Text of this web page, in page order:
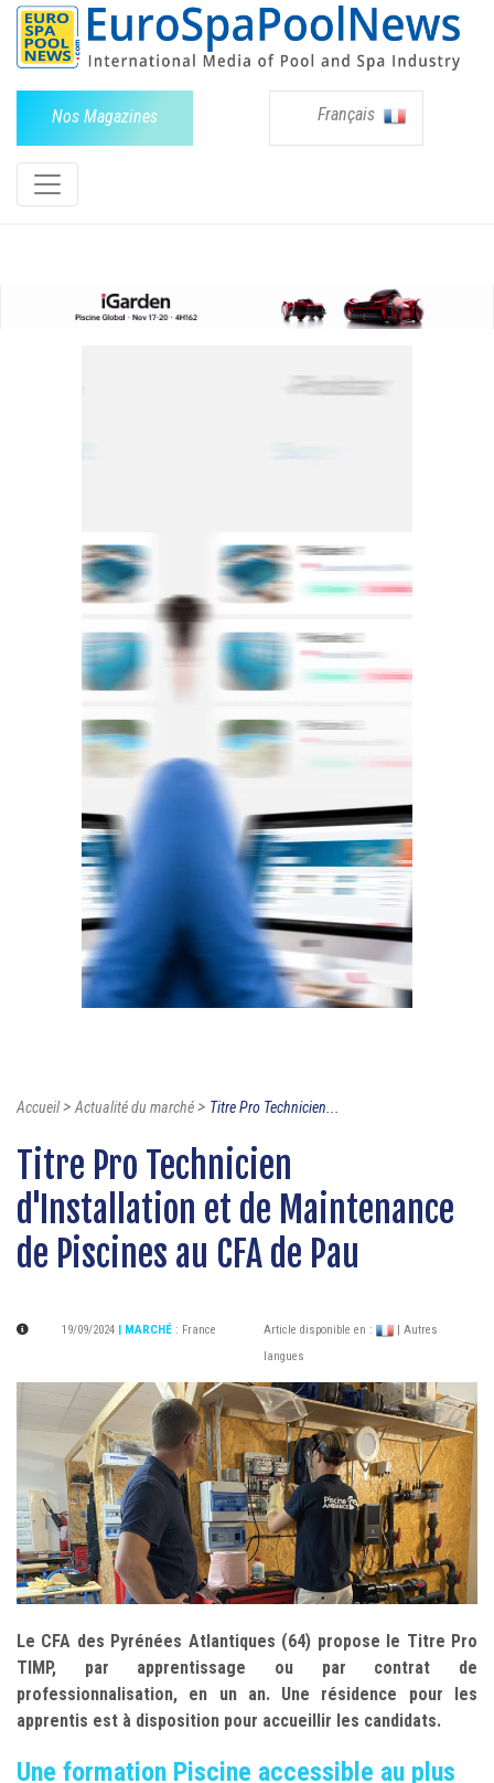
Nos Magazines Français
Accueil>Actualité du marché> Titre Pro Technicien...
Titre Pro Technicien
d'Installation et de Maintenance
de Piscines au CFA de Pau
19/09/2024 | MARCHÉ : France Article disponible en :
| Autres
langues
Le CFA des Pyrénées Atlantiques (64) propose le Titre Pro
TIMP, par apprentissage ou par contrat de
professionnalisation, en un an. Une résidence pour les
apprentis est à disposition pour accueillir les candidats.
Une formation Piscine accessible au plus